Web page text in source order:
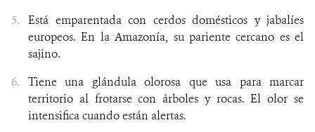
Está emparentada con cerdos domésticos y jabalíes
europeos. En la Amazonía, su pariente cercano es el
sajino.
Tiene una glándula olorosa que usa para marcar
territorio al frotarse con árboles y rocas. El olor se
intensifica cuando están alertas.